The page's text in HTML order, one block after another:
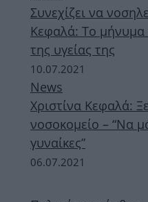
Συνεχίζει να
Κεφαλά: Το μήνυμα
της υγείας της
10.07.2021
News
Χριστίνα Κεφαλά:
νοσοκομείο – “Να
γυναίκες”
06.07.2021